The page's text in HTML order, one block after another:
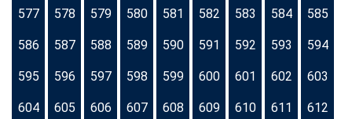
577 578 579 580 581 582 583 584 585
586 587 588 589 590 591 592 593 594
595 596 597 598 599 600 601 602 603
604 605 606 607 608 609 610 611 612